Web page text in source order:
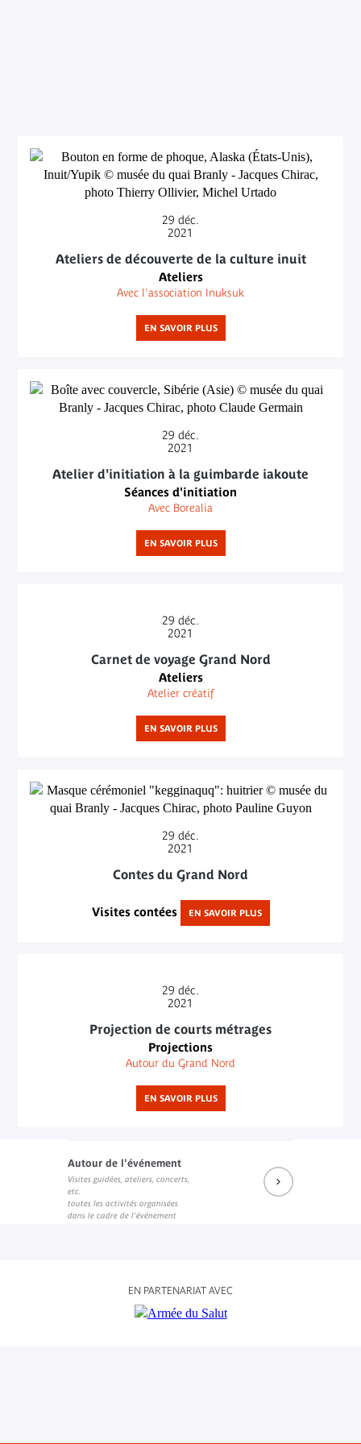
29 déc.
2021
Ateliers de découverte de la culture inuit
Ateliers
Avec l'association Inuksuk
EN SAVOIR PLUS
29 déc.
2021
Atelier d'initiation à la guimbarde iakoute
Séances d'initiation
Avec Borealia
EN SAVOIR PLUS
29 déc.
2021
Carnet de voyage Grand Nord
Ateliers
Atelier créatif
EN SAVOIR PLUS
29 déc.
2021
Contes du Grand Nord
Visites contées EN SAVOIR PLUS
29 déc.
2021
Projection de courts métrages
Projections
Autour du Grand Nord
EN SAVOIR PLUS
Autour de l'événement
Visites guidées, ateliers, concerts,
etc.
toutes les activités organisées
dans le cadre de l'événement
EN PARTENARIAT AVEC